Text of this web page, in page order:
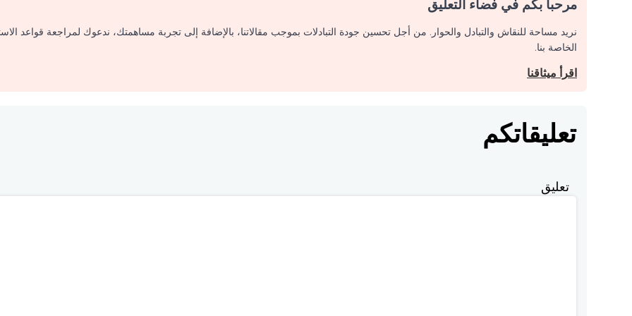
مرحبا بكم في فضاء التعليق
نريد مساحة للنقاش والتبادل والحوار. من أجل تحسين جودة التبادلات بموجب مقالاتنا، بالإضافة إلى تجربة مساهمتك، ندعوك لمراجعة قواعد
الخاصة بنا.
اقرأ ميثاقنا
تعليقاتكم
تعليق